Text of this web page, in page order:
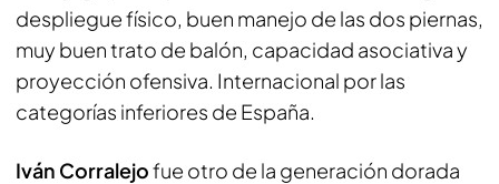
despliegue físico, buen manejo de las dos piernas,
muy buen trato de balón, capacidad asociativa y
proyección ofensiva. Internacional por las
categorías inferiores de España.
Iván Corralejofue otro de la generación dorada